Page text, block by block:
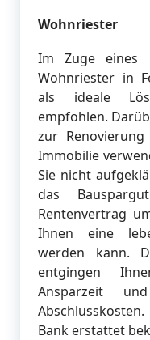
Wohnriester
Im Zuge eines
Wohnriester in
als ideale
empfohlen.
zur
Immobilie
Sie nicht
das
Rentenvertrag
Ihnen eine
werden kann.
entgingen
Ansparzeit
Bank erstattet